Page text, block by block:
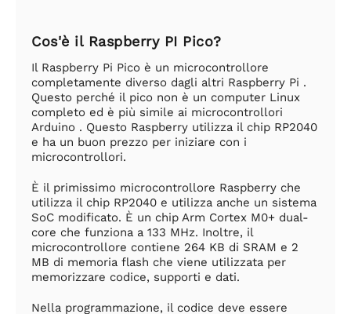
Cos'è il Raspberry PI Pico?
Il Raspberry Pi Pico è un microcontrollore
completamente diverso dagli altri Raspberry Pi .
Questo perché il pico non è un computer Linux
completo ed è più simile ai microcontrollori
Arduino . Questo Raspberry utilizza il chip RP2040
e ha un buon prezzo per iniziare con i
microcontrollori.
È il primissimo microcontrollore Raspberry che
utilizza il chip RP2040 e utilizza anche un sistema
SoC modificato. È un chip Arm Cortex M0+ dual-
core che funziona a 133 MHz. Inoltre, il
microcontrollore contiene 264 KB di SRAM e 2
MB di memoria flash che viene utilizzata per
memorizzare codice, supporti e dati.
Nella programmazione, il codice deve essere